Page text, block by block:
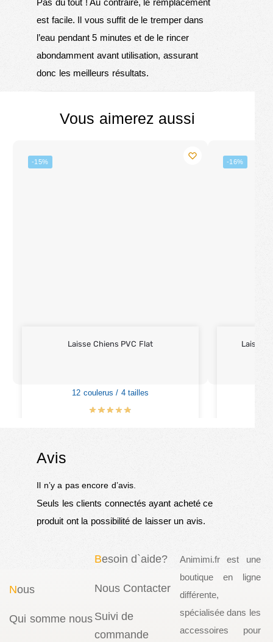
Pas du tout ! Au contraire, le remplacement
est facile. Il vous suffit de le tremper dans
l’eau pendant 5 minutes et de le rincer
abondamment avant utilisation, assurant
donc les meilleurs résultats.
Vous aimerez aussi
-15%
Laisse Chiens PVC Flat
12 coulerus / 4 tailles
-16%
Laisse
Avis
Il n’y a pas encore d’avis.
Seuls les clients connectés ayant acheté ce
produit ont la possibilité de laisser un avis.
Nous
Qui somme nous
Besoin d`aide?
Nous Contacter
Suivi de
commande
Animimi.fr est une
boutique en ligne
différente,
spécialisée dans les
accessoires pour